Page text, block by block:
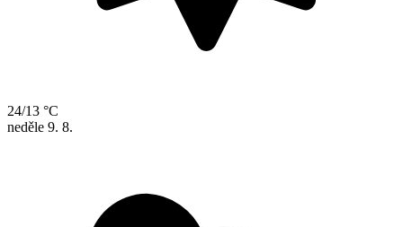
24/13 °C
neděle 9. 8.